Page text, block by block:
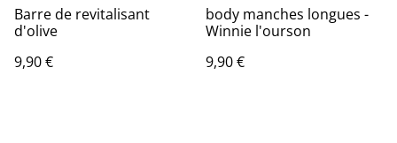
Barre de revitalisant
d'olive
9,90 €
body manches longues -
Winnie l'ourson
9,90 €